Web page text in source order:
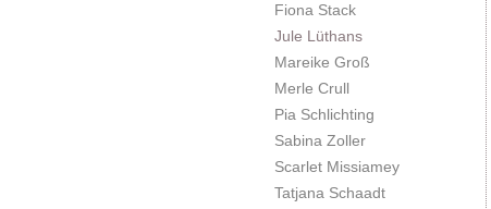
Fiona Stack
Jule Lüthans
Mareike Groß
Merle Crull
Pia Schlichting
Sabina Zoller
Scarlet Missiamey
Tatjana Schaadt